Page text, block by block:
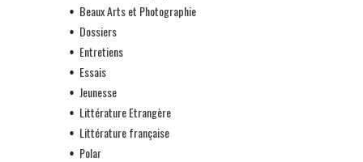
Beaux Arts et Photographie
Dossiers
Entretiens
Essais
Jeunesse
Littérature Etrangère
Littérature française
Polar